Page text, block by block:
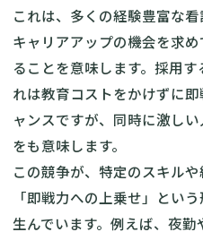
これは、多くの経験豊富な
キャリアアップの機会を求
ることを意味します。採用
れは教育コストをかけずに
ャンスですが、同時に激し
をも意味します。
この競争が、特定のスキル
「即戦力への上乗せ」とい
生んでいます。例えば、夜